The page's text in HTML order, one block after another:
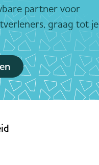
partner voor
graag tot je